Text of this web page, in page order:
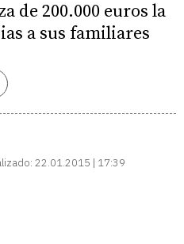
de 200.000 euros la
a sus familiares
22.01.2015 | 17:39